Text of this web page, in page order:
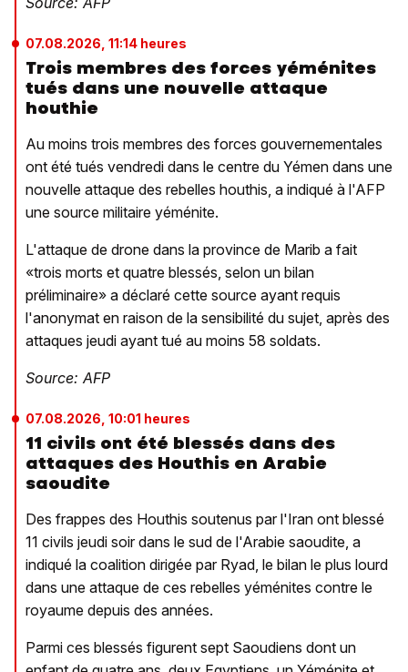
07.08.2026, 11:14 heures
Trois membres des forces yéménites
tués dans une nouvelle attaque
houthie
Au moins trois membres des forces gouvernementales
ont été tués vendredi dans le centre du Yémen dans une
nouvelle attaque des rebelles houthis, a indiqué à l'AFP
une source militaire yéménite.
L'attaque de drone dans la province de Marib a fait
«trois morts et quatre blessés, selon un bilan
préliminaire» a déclaré cette source ayant requis
l'anonymat en raison de la sensibilité du sujet, après des
attaques jeudi ayant tué au moins 58 soldats.
Source: AFP
07.08.2026, 10:01 heures
11 civils ont été blessés dans des
attaques des Houthis en Arabie
saoudite
Des frappes des Houthis soutenus par l'Iran ont blessé
11 civils jeudi soir dans le sud de l'Arabie saoudite, a
indiqué la coalition dirigée par Ryad, le bilan le plus lourd
dans une attaque de ces rebelles yéménites contre le
royaume depuis des années.
Parmi ces blessés figurent sept Saoudiens dont un